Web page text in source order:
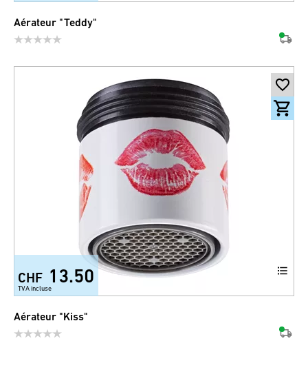
Aérateur "Teddy"
CHF 13.50
TVA incluse
Aérateur "Kiss"